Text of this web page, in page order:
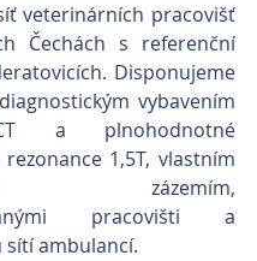
veterinárních pracovišť
Čechách s referenční
Disponujeme
vybavením
a plnohodnotné
1,5T, vlastním
zázemím,
pracovišti a
ambulancí.